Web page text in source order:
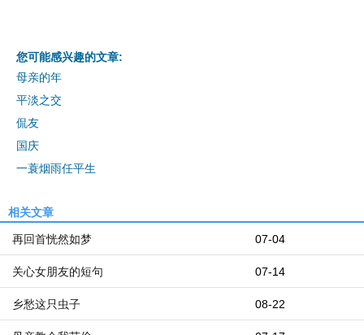
您可能感兴趣的文章:
母亲的年
平淡之交
侃友
国庆
一蓑烟雨任平生
相关文章
07-04
再回首恍然如梦
07-14
关心女朋友的短句
08-22
乡愁这只虫子